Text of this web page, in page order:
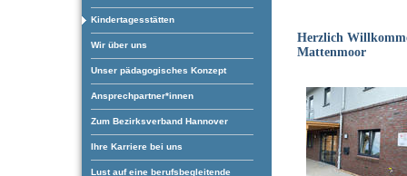
Kindertagesstätten
Wir über uns
Unser pädagogisches Konzept
Ansprechpartner*innen
Zum Bezirksverband Hannover
Ihre Karriere bei uns
Lust auf eine berufsbegleitende
Herzlich
Mattenmoor